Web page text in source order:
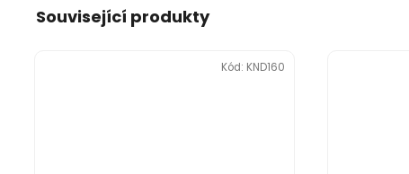
Související produkty
Kód: KND160